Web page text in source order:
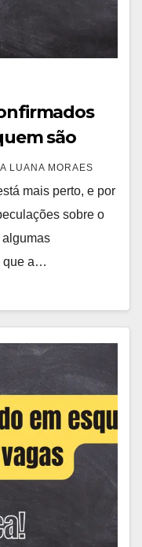
são
LUANA MORAES
mais perto, e por
sobre o
algumas
que a…